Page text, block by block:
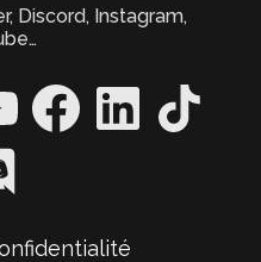
Discord, Instagram,
FacebookLinkedIn TikTok